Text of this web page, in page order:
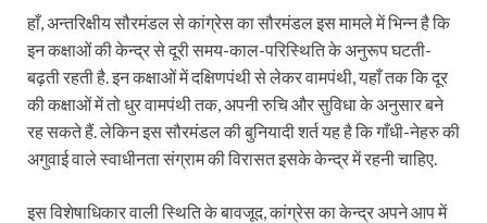
हाँ, अन्तरिक्षीय सौरमंडल से कांग्रेस का सौरमंडल इस मामले में भिन्न है कि
इन कक्षाओं की केन्द्र से दूरी समय-काल-परिस्थिति के अनुरूप घटती-
बढ़ती रहती है. इन कक्षाओं में दक्षिणपंथी से लेकर वामपंथी, यहाँ तक कि दूर
की कक्षाओं में तो धुर वामपंथी तक, अपनी रुचि और सुविधा के अनुसार बने
रह सकते हैं. लेकिन इस सौरमंडल की बुनियादी शर्त यह है कि गाँधी-नेहरु की
अगुवाई वाले स्वाधीनता संग्राम की विरासत इसके केन्द्र में रहनी चाहिए.
इस विशेषाधिकार वाली स्थिति के बावजूद, कांग्रेस का केन्द्र अपने आप में